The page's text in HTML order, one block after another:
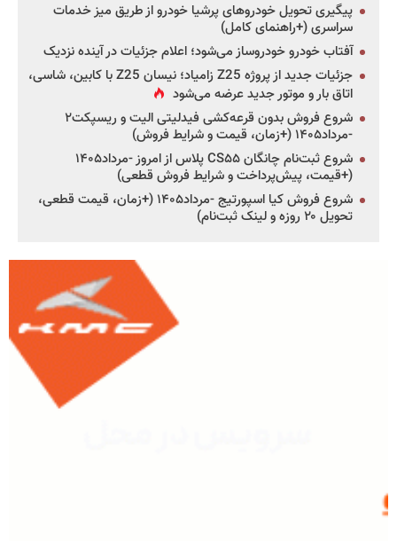
پیگیری تحویل خودروهای پرشیا خودرو از طریق میز خدمات
سراسری (+راهنمای کامل)
آفتاب خودرو خودروساز می‌شود؛ اعلام جزئیات در آینده نزدیک
جزئیات جدید از پروژه Z25 زامیاد؛ نیسان Z25 با کابین، شاسی،
اتاق بار و موتور جدید عرضه می‌شود
شروع فروش بدون قرعه‌کشی فیدلیتی الیت و ریسپکت۲
-مرداد۱۴۰۵ (+زمان، قیمت و شرایط فروش)
شروع ثبت‌نام چانگان CS۵۵ پلاس از امروز -مرداد۱۴۰۵
(+قیمت، پیش‌پرداخت و شرایط فروش قطعی)
شروع فروش کیا اسپورتیج -مرداد۱۴۰۵ (+زمان، قیمت قطعی،
تحویل ۲۰ روزه و لینک ثبت‌نام)